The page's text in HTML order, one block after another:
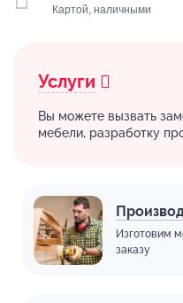
Картой, наличными
Услуги
Вы можете вызвать
мебели, разработку
Изготовим
заказу